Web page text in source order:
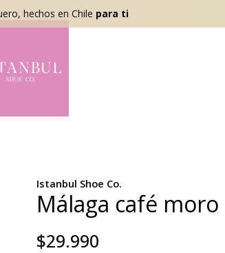
hechos en Chile para ti
Istanbul Shoe Co.
Málaga café moro
$29.990